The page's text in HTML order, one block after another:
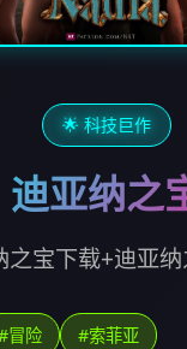
🌟 科技巨作
迪亚纳之
之宝下载+迪亚
冒险 #索菲亚